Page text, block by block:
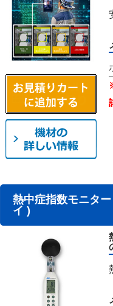
熱中症指数モニタ
イ )